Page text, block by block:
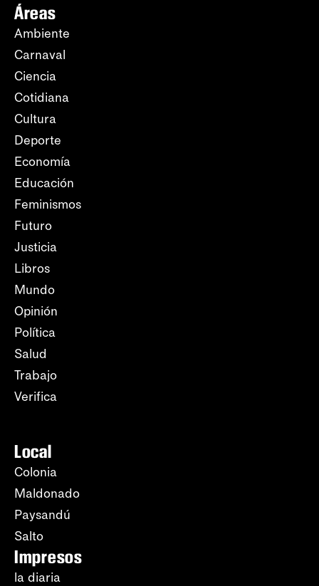
Áreas
Ambiente
Carnaval
Ciencia
Cotidiana
Cultura
Deporte
Economía
Educación
Feminismos
Futuro
Justicia
Libros
Mundo
Opinión
Política
Salud
Trabajo
Verifica
Local
Colonia
Maldonado
Paysandú
Salto
Impresos
la diaria